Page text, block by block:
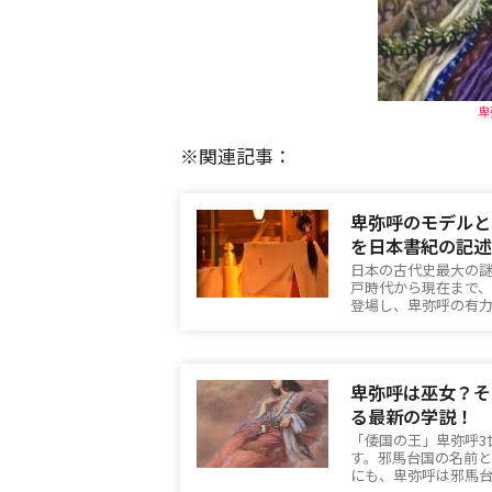
※関連記事：
卑弥呼のモデル
を日本書紀の記
日本の古代史最大の
戸時代から現在まで
登場し、卑弥呼の有
卑弥呼は巫女？
る最新の学説！
「倭国の王」卑弥呼
す。邪馬台国の名前
にも、卑弥呼は邪馬